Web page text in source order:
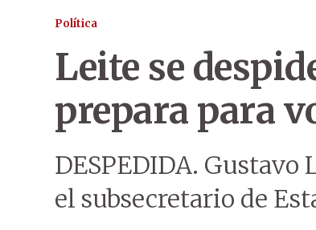
Política
Leite se
prepara para
DESPEDIDA.
el subsecretario de